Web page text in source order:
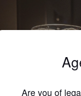
Are you of